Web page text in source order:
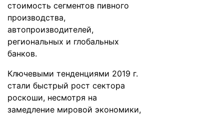
стоимость сегментов пивного
производства,
автопроизводителей,
региональных и глобальных
банков.
Ключевыми тенденциями 2019 г.
стали быстрый рост сектора
роскоши, несмотря на
замедление мировой экономики,